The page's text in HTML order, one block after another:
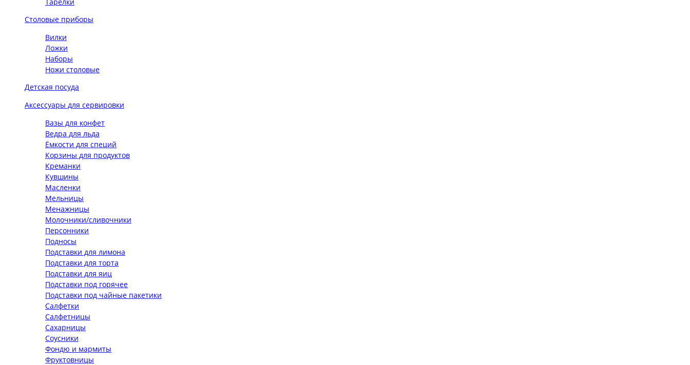
Столовые приборы
Вилки
Ложки
Наборы
Ножи столовые
Детская посуда
Аксессуары для сервировки
Вазы для конфет
Ведра для льда
Ёмкости для специй
Корзины для продуктов
Креманки
Кувшины
Масленки
Мельницы
Менажницы
Молочники/сливочники
Персонники
Подносы
Подставки для лимона
Подставки для торта
Подставки для яиц
Подставки под горячее
Подставки под чайные пакетики
Салфетки
Салфетницы
Сахарницы
Соусники
Фондю и мармиты
Фруктовницы